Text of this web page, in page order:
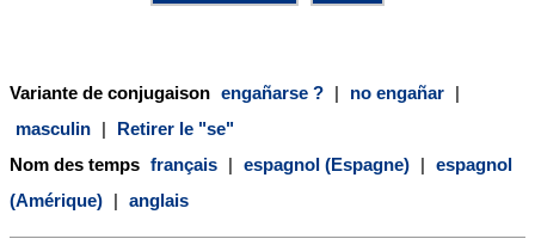
Variante de conjugaison engañarse ? | no engañar |
masculin |
Retirer le "se"
Nom des temps français | espagnol (Espagne) | espagnol
(Amérique) | anglais